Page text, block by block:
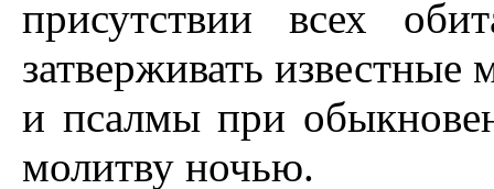
присутствии всех
затверживать
и псалмы при
молитву ночью.